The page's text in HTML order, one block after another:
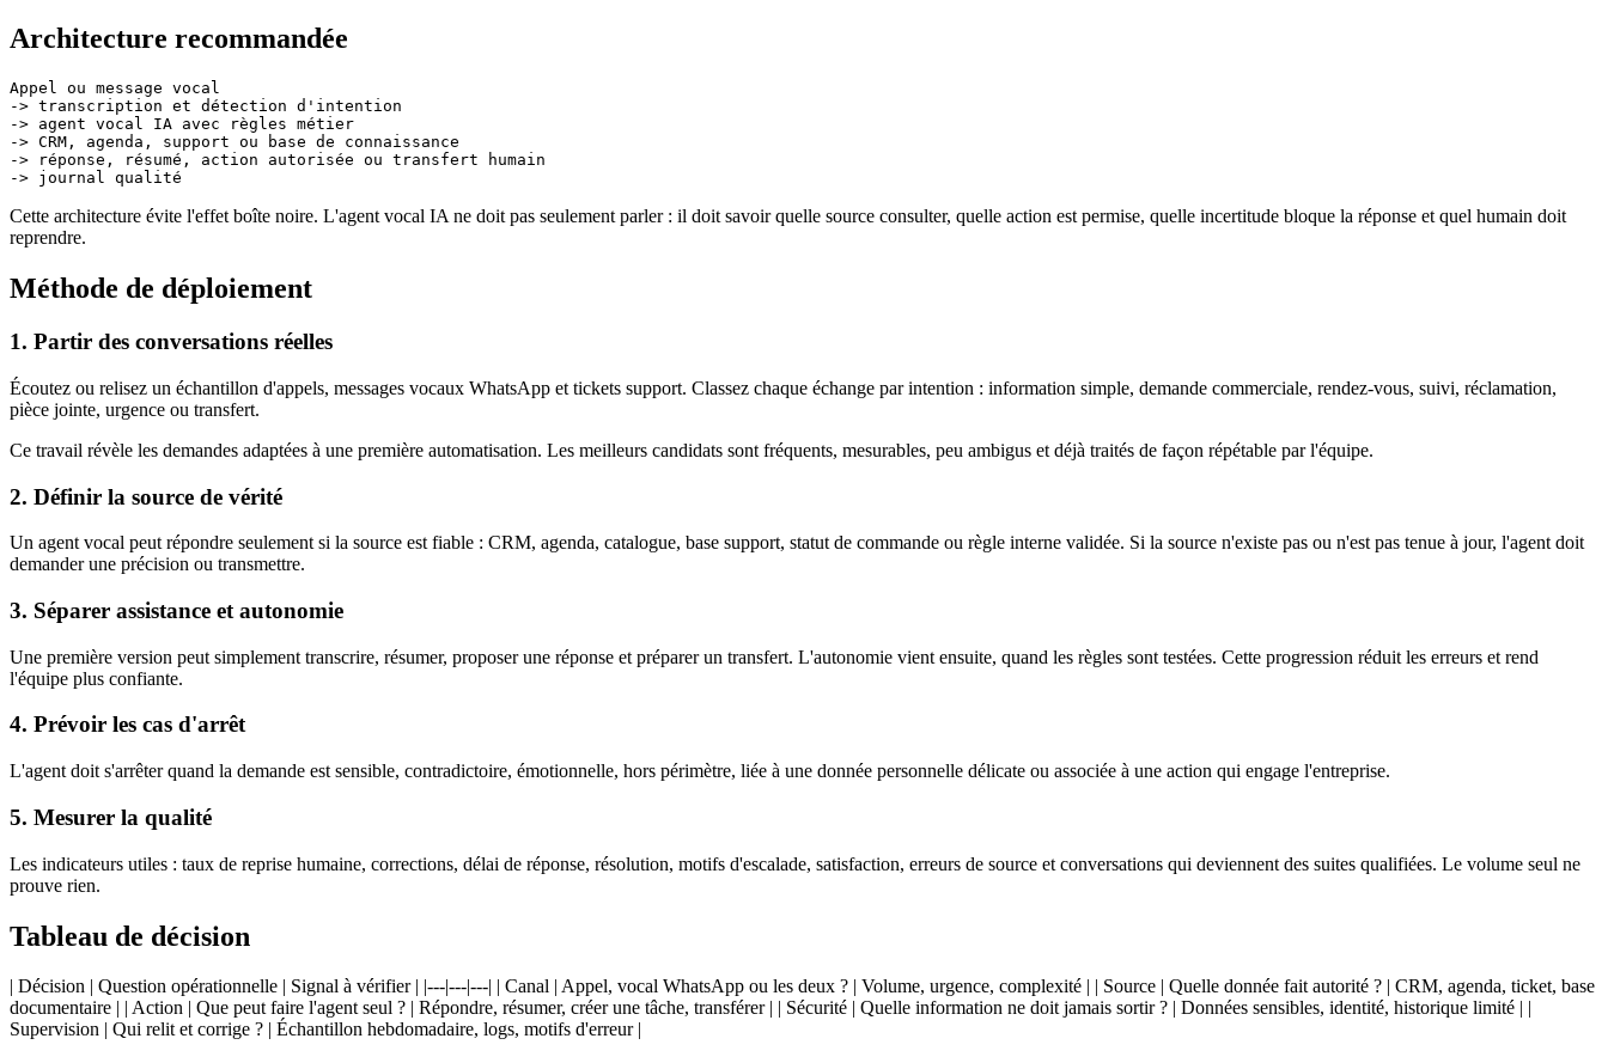
Architecture recommandée
Appel ou message vocal
-> transcription et détection d'intention
-> agent vocal IA avec règles métier
-> CRM, agenda, support ou base de connaissance
-> réponse, résumé, action autorisée ou transfert humain
Cette architecture évite l'effet boîte noire. L'agent vocal IA ne doit pas seulement parler : il doit savoir quelle source consulter, quelle action est permise, quelle incertitude bloque la réponse et quel humain doit
reprendre.
Méthode de déploiement
1. Partir des conversations réelles
Écoutez ou relisez un échantillon d'appels, messages vocaux WhatsApp et tickets support. Classez chaque échange par intention : information simple, demande commerciale, rendez-vous, suivi, réclamation,
pièce jointe, urgence ou transfert.
Ce travail révèle les demandes adaptées à une première automatisation. Les meilleurs candidats sont fréquents, mesurables, peu ambigus et déjà traités de façon répétable par l'équipe.
2. Définir la source de vérité
Un agent vocal peut répondre seulement si la source est fiable : CRM, agenda, catalogue, base support, statut de commande ou règle interne validée. Si la source n'existe pas ou n'est pas tenue à jour, l'agent doit
demander une précision ou transmettre.
3. Séparer assistance et autonomie
Une première version peut simplement transcrire, résumer, proposer une réponse et préparer un transfert. L'autonomie vient ensuite, quand les règles sont testées. Cette progression réduit les erreurs et rend
l'équipe plus confiante.
4. Prévoir les cas d'arrêt
L'agent doit s'arrêter quand la demande est sensible, contradictoire, émotionnelle, hors périmètre, liée à une donnée personnelle délicate ou associée à une action qui engage l'entreprise.
5. Mesurer la qualité
Les indicateurs utiles : taux de reprise humaine, corrections, délai de réponse, résolution, motifs d'escalade, satisfaction, erreurs de source et conversations qui deviennent des suites qualifiées. Le volume seul ne
prouve rien.
Tableau de décision
| Décision | Question opérationnelle | Signal à vérifier | |---|---|---| | Canal | Appel, vocal WhatsApp ou les deux ? | Volume, urgence, complexité | | Source | Quelle donnée fait autorité ? | CRM, agenda, ticket, base
documentaire | | Action | Que peut faire l'agent seul ? | Répondre, résumer, créer une tâche, transférer | | Sécurité | Quelle information ne doit jamais sortir ? | Données sensibles, identité, historique limité | |
Supervision | Qui relit et corrige ? | Échantillon hebdomadaire, logs, motifs d'erreur |